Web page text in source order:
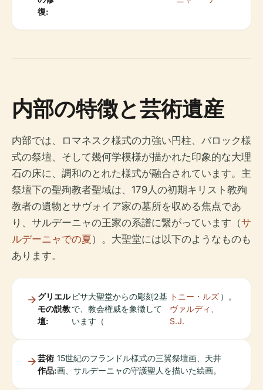
復:
内部の特徴と芸術遺産
内部では、ロマネスク様式の力強い円柱、バロック様
式の祭壇、そして幾何学模様が描かれた印象的な大理
石の床に、調和のとれた様式が融合されています。主
祭壇下の聖殉教者聖域は、179人の初期キリスト教殉
教者の遺物とサヴォイア家の墓所を収める焦点であ
り、サルデーニャの王家の系譜に繋がっています（サ
ルデーニャでの夏）。大聖堂には以下のようなものも
あります。
グリエル
モの説教
壇:
ピサ大聖堂からの彫刻2基
で、教会権威を象徴して
います（
トニー・ルズ
ヴァルディ、
S.J.
）。
芸術
作品:
15世紀のフランドル様式の三翼祭壇画、天井
画、サルデーニャの守護聖人を描いた絵画。